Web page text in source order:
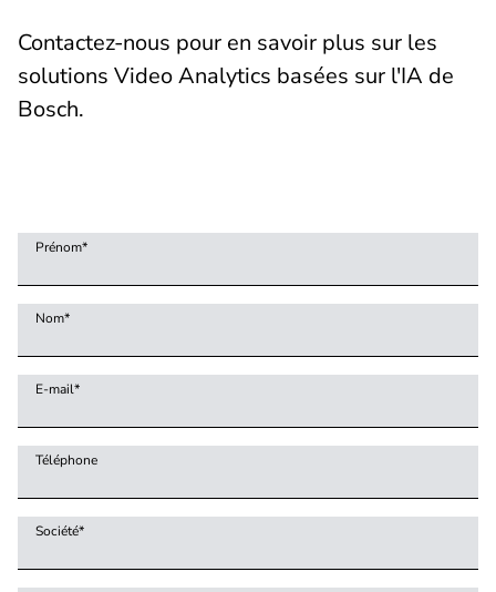
Contactez-nous pour en savoir plus sur les
solutions Video Analytics basées sur l'IA de
Bosch.
Prénom*
Nom*
E-mail*
Téléphone
Société*